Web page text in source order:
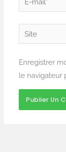
mail*
Site
Enregistrer
le navigateur